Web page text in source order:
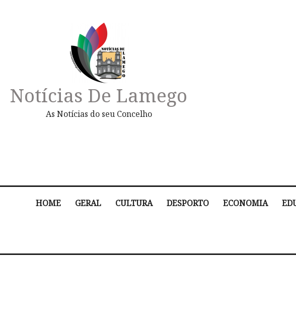
Notícias De Lamego
As Notícias do seu Concelho
HOME GERAL CULTURA DESPORTO ECONOMIA